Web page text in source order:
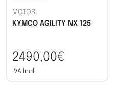
MOTOS
KYMCO AGILITY NX 125
2490,00€
IVA Incl.